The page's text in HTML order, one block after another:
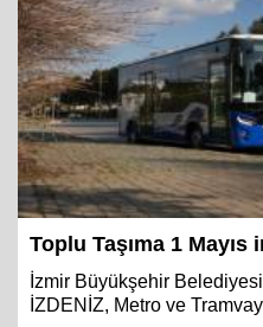
Toplu Taşıma 1 Mayıs
İzmir Büyükşehir
İZDENİZ, Metro ve